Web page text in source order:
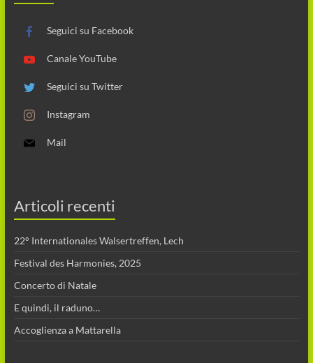
Seguici su Facebook
Canale YouTube
Seguici su Twitter
Instagram
Mail
Articoli recenti
22° Internationales Walsertreffen, Lech
Festival des Harmonies, 2025
Concerto di Natale
E quindi, il raduno…
Accoglienza a Mattarella